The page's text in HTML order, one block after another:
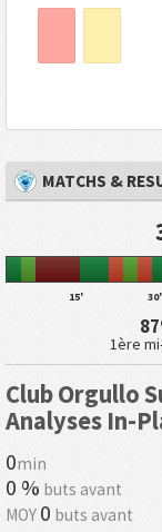
MATCHS &
15' 30'
1ère
Club Orgullo
Analyses In-
0min
0 % buts avant
MOY 0 buts avant